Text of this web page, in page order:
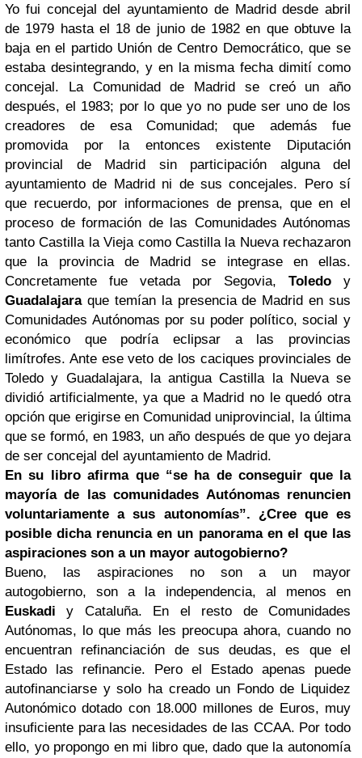
Yo fui concejal del ayuntamiento de Madrid desde abril
de 1979 hasta el 18 de junio de 1982 en que obtuve la
baja en el partido Unión de Centro Democrático, que se
estaba desintegrando, y en la misma fecha dimití como
concejal. La Comunidad de Madrid se creó un año
después, el 1983; por lo que yo no pude ser uno de los
creadores de esa Comunidad; que además fue
promovida por la entonces existente Diputación
provincial de Madrid sin participación alguna del
ayuntamiento de Madrid ni de sus concejales. Pero sí
que recuerdo, por informaciones de prensa, que en el
proceso de formación de las Comunidades Autónomas
tanto Castilla la Vieja como Castilla la Nueva rechazaron
que la provincia de Madrid se integrase en ellas.
Concretamente fue vetada por Segovia, Toledo y
Guadalajaraque temían la presencia de Madrid en sus
Comunidades Autónomas por su poder político, social y
económico que podría eclipsar a las provincias
limítrofes. Ante ese veto de los caciques provinciales de
Toledo y Guadalajara, la antigua Castilla la Nueva se
dividió artificialmente, ya que a Madrid no le quedó otra
opción que erigirse en Comunidad uniprovincial, la última
que se formó, en 1983, un año después de que yo dejara
de ser concejal del ayuntamiento de Madrid.
En su libro afirma que “se ha de conseguir que la
mayoría de las comunidades Autónomas renuncien
voluntariamente a sus autonomías”. ¿Cree que es
posible dicha renuncia en un panorama en el que las
aspiraciones son a un mayor autogobierno?
Bueno, las aspiraciones no son a un mayor
autogobierno, son a la independencia, al menos en
Euskadi y Cataluña. En el resto de Comunidades
Autónomas, lo que más les preocupa ahora, cuando no
encuentran refinanciación de sus deudas, es que el
Estado las refinancie. Pero el Estado apenas puede
autofinanciarse y solo ha creado un Fondo de Liquidez
Autonómico dotado con 18.000 millones de Euros, muy
insuficiente para las necesidades de las CCAA. Por todo
ello, yo propongo en mi libro que, dado que la autonomía